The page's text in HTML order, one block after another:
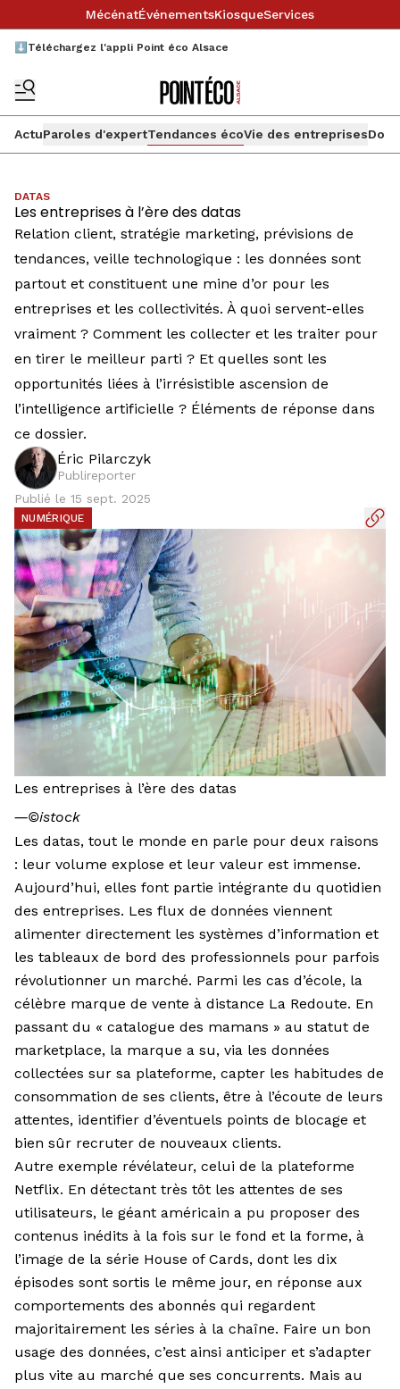
MécénatÉvénementsKiosqueServices
⬇️Téléchargez l'appli Point éco Alsace
ActuParoles d'expertTendances écoVie des entreprises
DATAS
Les entreprises à l’ère des datas
Relation client, stratégie marketing, prévisions de
tendances, veille technologique : les données sont
partout et constituent une mine d’or pour les
entreprises et les collectivités. À quoi servent-elles
vraiment ? Comment les collecter et les traiter pour
en tirer le meilleur parti ? Et quelles sont les
opportunités liées à l’irrésistible ascension de
l’intelligence artificielle ? Éléments de réponse dans
ce dossier.
Éric Pilarczyk
Publireporter
Publié le 15 sept. 2025
NUMÉRIQUE
Les entreprises à l’ère des datas
―©istock
Les datas, tout le monde en parle pour deux raisons
: leur volume explose et leur valeur est immense.
Aujourd’hui, elles font partie intégrante du quotidien
des entreprises. Les flux de données viennent
alimenter directement les systèmes d’information et
les tableaux de bord des professionnels pour parfois
révolutionner un marché. Parmi les cas d’école, la
célèbre marque de vente à distance La Redoute. En
passant du « catalogue des mamans » au statut de
marketplace, la marque a su, via les données
collectées sur sa plateforme, capter les habitudes de
consommation de ses clients, être à l’écoute de leurs
attentes, identifier d’éventuels points de blocage et
bien sûr recruter de nouveaux clients.
Autre exemple révélateur, celui de la plateforme
Netflix. En détectant très tôt les attentes de ses
utilisateurs, le géant américain a pu proposer des
contenus inédits à la fois sur le fond et la forme, à
l’image de la série House of Cards, dont les dix
épisodes sont sortis le même jour, en réponse aux
comportements des abonnés qui regardent
majoritairement les séries à la chaîne. Faire un bon
usage des données, c’est ainsi anticiper et s’adapter
plus vite au marché que ses concurrents. Mais au